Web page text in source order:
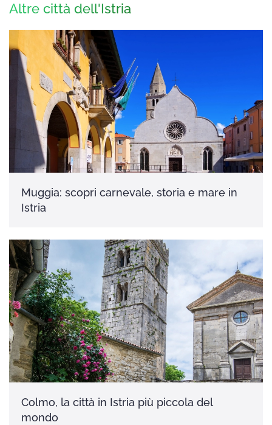
Altre città dell'Istria
Muggia: scopri carnevale, storia e mare in
Istria
Colmo, la città in Istria più piccola del
mondo